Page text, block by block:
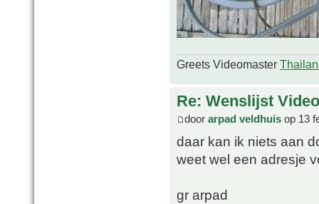
Greets Videomaster
Re: Wenslijst
door arpad veldhuis op 13
daar kan ik niets aan
weet wel een adresje
gr arpad